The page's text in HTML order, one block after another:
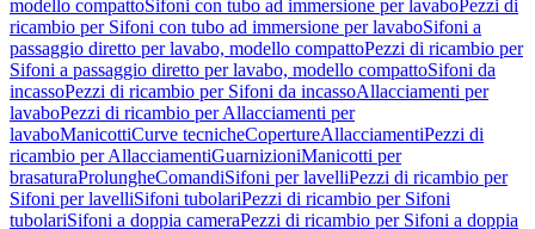
modello compattoSifoni con tubo ad immersione per lavaboPezzi di
ricambio per Sifoni con tubo ad immersione per lavaboSifoni a
passaggio diretto per lavabo, modello compattoPezzi di ricambio per
Sifoni a passaggio diretto per lavabo, modello compattoSifoni da
incassoPezzi di ricambio per Sifoni da incassoAllacciamenti per
lavaboPezzi di ricambio per Allacciamenti per
lavaboManicottiCurve tecnicheCopertureAllacciamentiPezzi di
ricambio per AllacciamentiGuarnizioniManicotti per
brasaturaProlungheComandiSifoni per lavelliPezzi di ricambio per
Sifoni per lavelliSifoni tubolariPezzi di ricambio per Sifoni
tubolariSifoni a doppia cameraPezzi di ricambio per Sifoni a doppia